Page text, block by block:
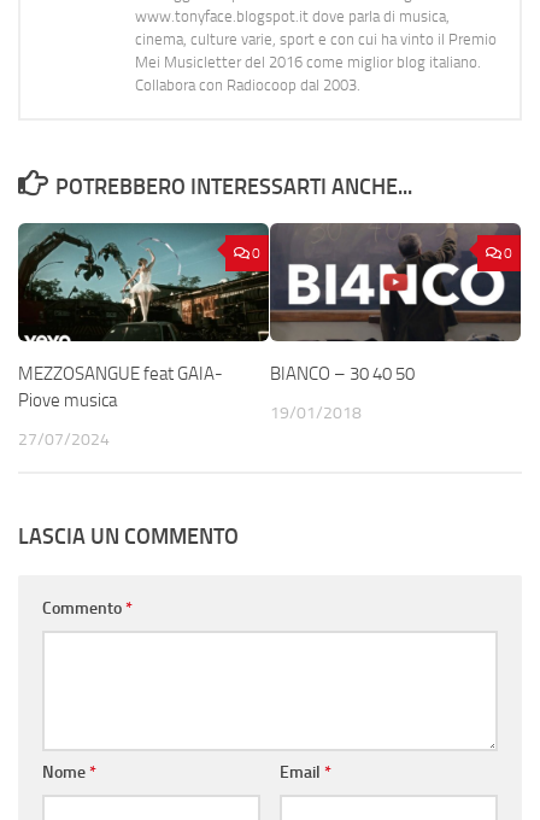
www.tonyface.blogspot.it dove parla di musica,
cinema, culture varie, sport e con cui ha vinto il Premio
Mei Musicletter del 2016 come miglior blog italiano.
Collabora con Radiocoop dal 2003.
POTREBBERO INTERESSARTI ANCHE...
0
MEZZOSANGUE feat GAIA-
Piove musica
27/07/2024
0
BIANCO – 30 40 50
19/01/2018
LASCIA UN COMMENTO
Commento*
Nome* Email *